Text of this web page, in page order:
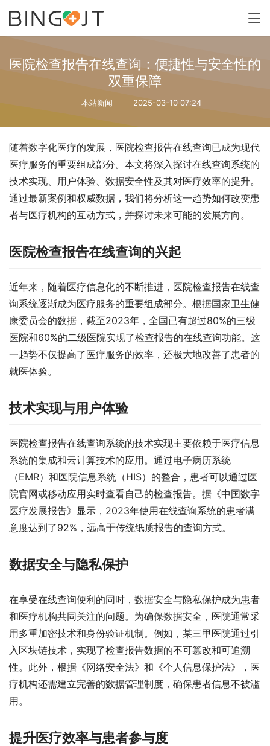
医院检查报告在线查询：便捷性与安全性的
双重保障
本站新闻 2025-03-10 07:24
随着数字化医疗的发展，医院检查报告在线查询已成为现代
医疗服务的重要组成部分。本文将深入探讨在线查询系统的
技术实现、用户体验、数据安全性及其对医疗效率的提升。
通过最新案例和权威数据，我们将分析这一趋势如何改变患
者与医疗机构的互动方式，并探讨未来可能的发展方向。
医院检查报告在线查询的兴起
近年来，随着医疗信息化的不断推进，医院检查报告在线查
询系统逐渐成为医疗服务的重要组成部分。根据国家卫生健
康委员会的数据，截至2023年，全国已有超过80%的三级
医院和60%的二级医院实现了检查报告的在线查询功能。这
一趋势不仅提高了医疗服务的效率，还极大地改善了患者的
就医体验。
技术实现与用户体验
医院检查报告在线查询系统的技术实现主要依赖于医疗信息
系统的集成和云计算技术的应用。通过电子病历系统
（EMR）和医院信息系统（HIS）的整合，患者可以通过医
院官网或移动应用实时查看自己的检查报告。据《中国数字
医疗发展报告》显示，2023年使用在线查询系统的患者满
意度达到了92%，远高于传统纸质报告的查询方式。
数据安全与隐私保护
在享受在线查询便利的同时，数据安全与隐私保护成为患者
和医疗机构共同关注的问题。为确保数据安全，医院通常采
用多重加密技术和身份验证机制。例如，某三甲医院通过引
入区块链技术，实现了检查报告数据的不可篡改和可追溯
性。此外，根据《网络安全法》和《个人信息保护法》，医
疗机构还需建立完善的数据管理制度，确保患者信息不被滥
用。
提升医疗效率与患者参与度